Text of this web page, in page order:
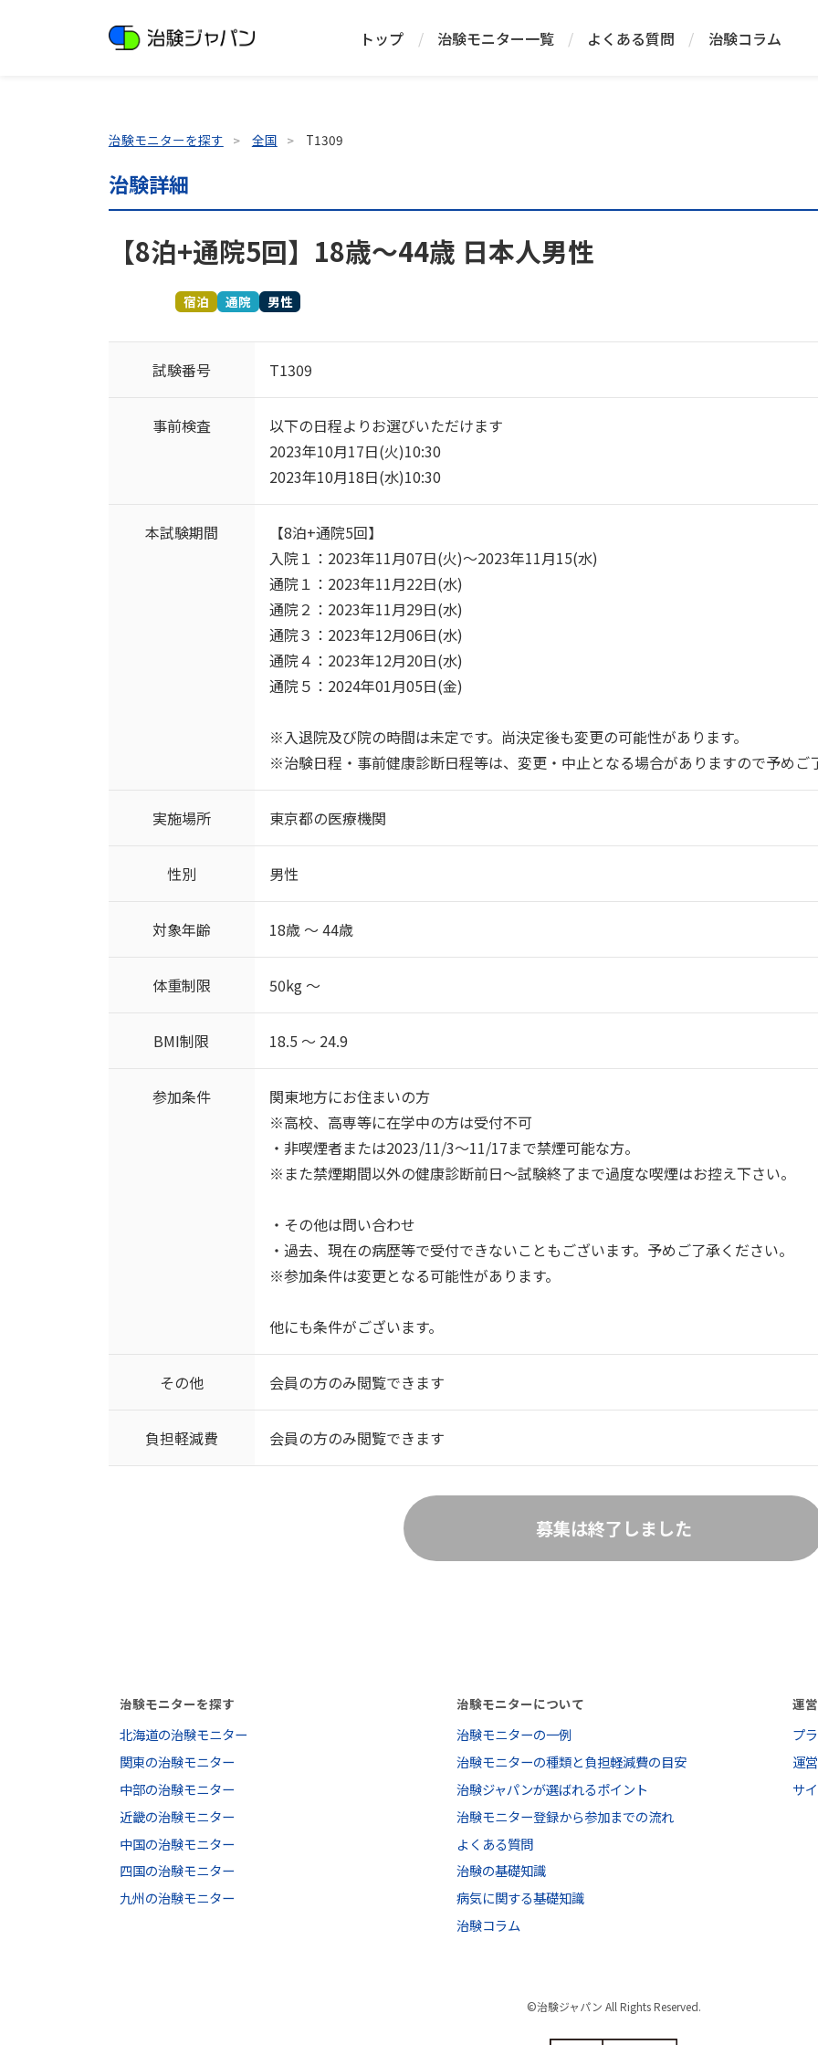
トップ / 治験モニター一覧 / よくある質問 / 治験コラム
治験モニターを探す 全国 T1309
治験詳細
【8泊+通院5回】18歳～44歳 日本人男性
宿泊 通院 男性
試験番号 T1309
事前検査
以下の日程よりお選びいただけます
2023年10月17日(火)10:30
2023年10月18日(水)10:30
本試験期間
【8泊+通院5回】
入院１：2023年11月07日(火)～2023年11月15(水)
通院１：2023年11月22日(水)
通院２：2023年11月29日(水)
通院３：2023年12月06日(水)
通院４：2023年12月20日(水)
通院５：2024年01月05日(金)
※入退院及び院の時間は未定です。尚決定後も変更の可能性があります。
※治験日程・事前健康診断日程等は、変更・中止となる場合がありますので予めご
実施場所 東京都の医療機関
性別 男性
対象年齢 18歳 ～ 44歳
体重制限 50kg ～
BMI制限 18.5 ～ 24.9
参加条件
関東地方にお住まいの方
※高校、高専等に在学中の方は受付不可
・非喫煙者または2023/11/3～11/17まで禁煙可能な方。
※また禁煙期間以外の健康診断前日～試験終了まで過度な喫煙はお控え下さい。
・その他は問い合わせ
・過去、現在の病歴等で受付できないこともございます。予めご了承ください。
※参加条件は変更となる可能性があります。
他にも条件がございます。
その他 会員の方のみ閲覧できます
負担軽減費 会員の方のみ閲覧できます
募集は終了しました
治験モニターを探す
北海道の治験モニター
関東の治験モニター
中部の治験モニター
近畿の治験モニター
中国の治験モニター
四国の治験モニター
九州の治験モニター
治験モニターについて
治験モニターの一例
治験モニターの種類と負担軽減費の目安
治験ジャパンが選ばれるポイント
治験モニター登録から参加までの流れ
よくある質問
治験の基礎知識
病気に関する基礎知識
治験コラム
運
プ
運
サ
©治験ジャパン All Rights Reserved.